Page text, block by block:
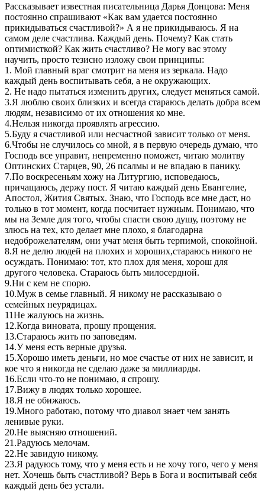
Рассказывает известная писательница Дарья Донцова: Меня
постоянно спрашивают «Как вам удается постоянно
прикидываться счастливой?» А я не прикидываюсь. Я на
самом деле счастлива. Каждый день. Почему? Как стать
оптимисткой? Как жить счастливо? Не могу вас этому
научить, просто тезисно изложу свои принципы:
1. Мой главный враг смотрит на меня из зеркала. Надо
каждый день воспитывать себя, а не окружающих.
2. Не надо пытаться изменить других, следует меняться самой.
3.Я люблю своих близких и всегда стараюсь делать добра всем
людям, независимо от их отношения ко мне.
4.Нельзя никогда проявлять агрессию.
5.Буду я счастливой или несчастной зависит только от меня.
6.Чтобы не случилось со мной, я в первую очередь думаю, что
Господь все управит, непременно поможет, читаю молитву
Оптинских Старцев, 90, 26 псалмы и не впадаю в панику.
7.По воскресеньям хожу на Литургию, исповедаюсь,
причащаюсь, держу пост. Я читаю каждый день Евангелие,
Апостол, Жития Святых. Знаю, что Господь все мне даст, но
только в тот момент, когда посчитает нужным. Понимаю, что
мы на Земле для того, чтобы спасти свою душу, поэтому не
злюсь на тех, кто делает мне плохо, я благодарна
недоброжелателям, они учат меня быть терпимой, спокойной.
8.Я не делю людей на плохих и хороших,стараюсь никого не
осуждать. Понимаю: тот, кто плох для меня, хорош для
другого человека. Стараюсь быть милосердной.
9.Ни с кем не спорю.
10.Муж в семье главный. Я никому не рассказываю о
семейных неурядицах.
11Не жалуюсь на жизнь.
12.Когда виновата, прошу прощения.
13.Стараюсь жить по заповедям.
14.У меня есть верные друзья.
15.Хорошо иметь деньги, но мое счастье от них не зависит, и
кое что я никогда не сделаю даже за миллиарды.
16.Если что-то не понимаю, я спрошу.
17.Вижу в людях только хорошее.
18.Я не обижаюсь.
19.Много работаю, потому что диавол знает чем занять
ленивые руки.
20.Не выясняю отношений.
21.Радуюсь мелочам.
22.Не завидую никому.
23.Я радуюсь тому, что у меня есть и не хочу того, чего у меня
нет. Хочешь быть счастливой? Верь в Бога и воспитывай себя
каждый день без устали.